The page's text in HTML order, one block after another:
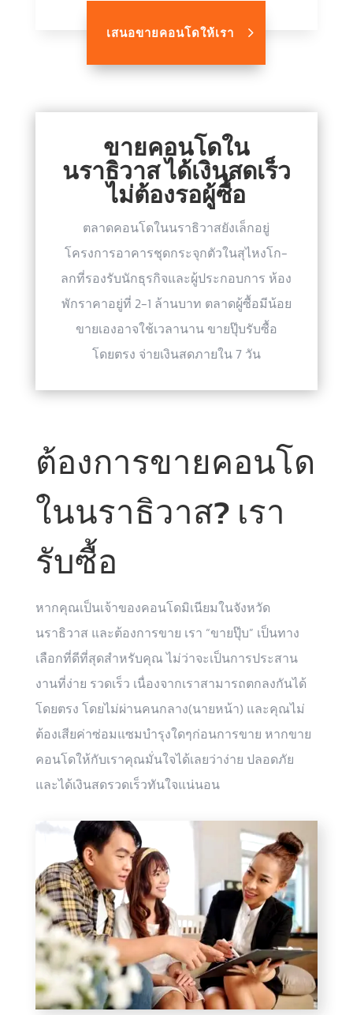
เสนอขายคอนโดให้เรา
ขายคอนโดใน
นราธิวาส ได้เงินสดเร็ว
ไม่ต้องรอผู้ซื้อ
ตลาดคอนโดในนราธิวาสยังเล็กอยู่
โครงการอาคารชุดกระจุกตัวในสุไหงโก-
ลกที่รองรับนักธุรกิจและผู้ประกอบการ ห้อง
พักราคาอยู่ที่ 2-1 ล้านบาท ตลาดผู้ซื้อมีน้อย
ขายเองอาจใช้เวลานาน ขายปุ๊บรับซื้อ
โดยตรง จ่ายเงินสดภายใน 7 วัน
ต้องการขายคอนโด
ในนราธิวาส? เรา
รับซื้อ
หากคุณเป็นเจ้าของคอนโดมิเนียมในจังหวัด
นราธิวาส และต้องการขาย เรา “ขายปุ๊บ” เป็นทาง
เลือกที่ดีที่สุดสำหรับคุณ ไม่ว่าจะเป็นการประสาน
งานที่ง่าย รวดเร็ว เนื่องจากเราสามารถตกลงกันได้
โดยตรง โดยไม่ผ่านคนกลาง(นายหน้า) และคุณไม่
ต้องเสียค่าซ่อมแซมบำรุงใดๆก่อนการขาย หากขาย
คอนโดให้กับเราคุณมั่นใจได้เลยว่าง่าย ปลอดภัย
และได้เงินสดรวดเร็วทันใจแน่นอน